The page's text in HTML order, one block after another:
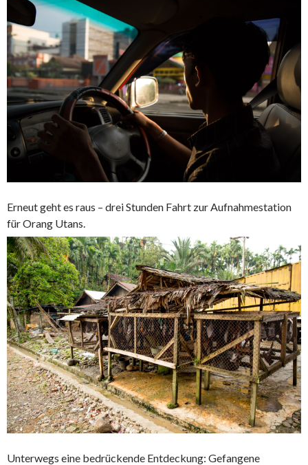
Erneut geht es raus – drei Stunden Fahrt zur Aufnahmestation
für Orang Utans.
Unterwegs eine bedrückende Entdeckung: Gefangene